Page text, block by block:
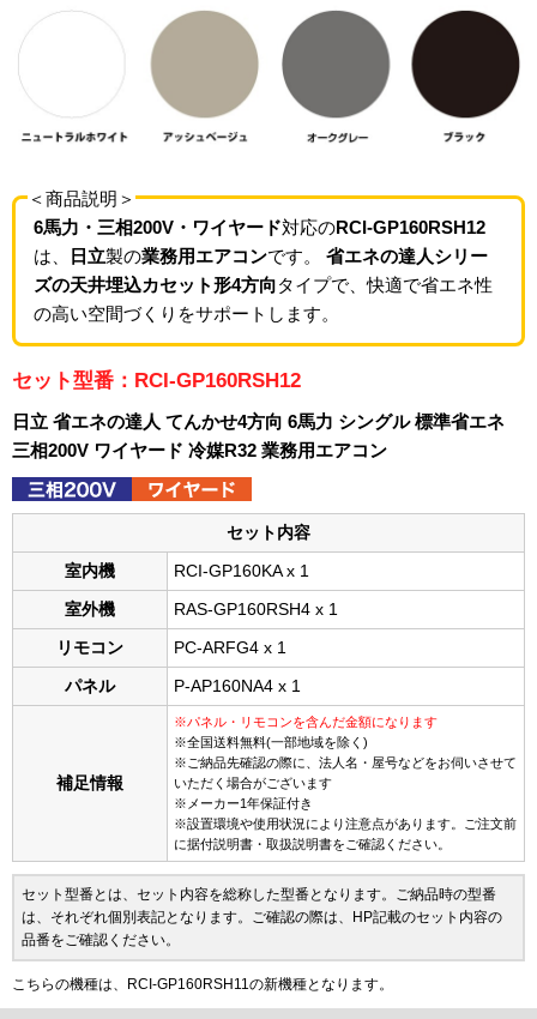
＜商品説明＞
6馬力・三相200V・ワイヤード対応のRCI-GP160RSH12
は、
日立製の業務用エアコンです。 省エネの達人シリー
ズの天井埋込カセット形4方向タイプで、快適で省エネ性
の高い空間づくりをサポートします。
セット型番：RCI-GP160RSH12
日立 省エネの達人 てんかせ4方向 6馬力 シングル 標準省エネ
三相200V ワイヤード 冷媒R32 業務用エアコン
セット内容
室内機 RCI-GP160KA x 1
室外機 RAS-GP160RSH4 x 1
リモコン PC-ARFG4 x 1
パネル P-AP160NA4 x 1
補足情報
※パネル・リモコンを含んだ金額になります
※全国送料無料(一部地域を除く)
※ご納品先確認の際に、法人名・屋号などをお伺いさせて
いただく場合がございます
※メーカー1年保証付き
※設置環境や使用状況により注意点があります。ご注文前
に据付説明書・取扱説明書をご確認ください。
セット型番とは、セット内容を総称した型番となります。ご納品時の型番
は、それぞれ個別表記となります。ご確認の際は、HP記載のセット内容の
品番をご確認ください。
こちらの機種は、RCI-GP160RSH11の新機種となります。